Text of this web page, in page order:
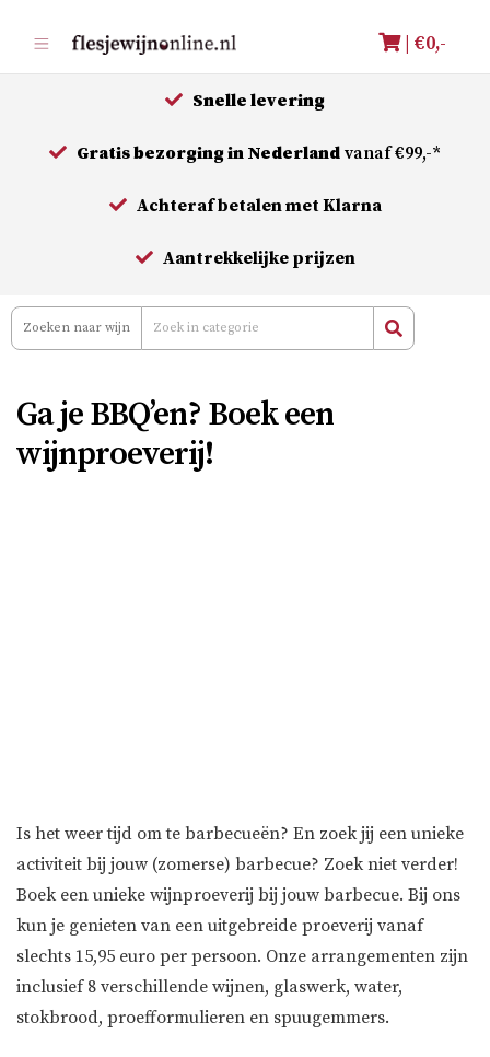
naar
de
| €0,-
Snelle levering
Gratis bezorging in Nederland vanaf €99,-*
Achteraf betalen met Klarna
Aantrekkelijke prijzen
Ga je BBQ’en? Boek een
wijnproeverij!
Is het weer tijd om te barbecueën? En zoek jij een unieke
activiteit bij jouw (zomerse) barbecue? Zoek niet verder!
Boek een unieke wijnproeverij bij jouw barbecue. Bij ons
kun je genieten van een uitgebreide proeverij vanaf
slechts 15,95 euro per persoon. Onze arrangementen zijn
inclusief 8 verschillende wijnen, glaswerk, water,
stokbrood, proefformulieren en spuugemmers.